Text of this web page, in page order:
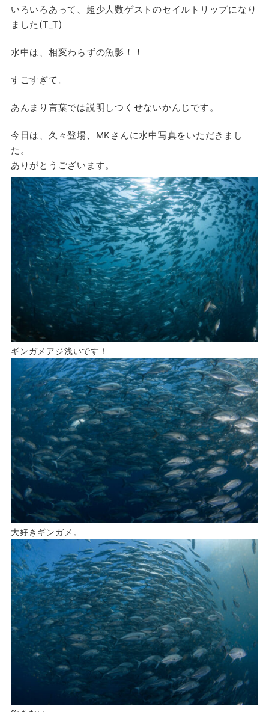
いろいろあって、超少人数ゲストのセイルトリップになり
ました(T_T)
水中は、相変わらずの魚影！！
すごすぎて。
あんまり言葉では説明しつくせないかんじです。
今日は、久々登場、MKさんに水中写真をいただきまし
た。
ありがとうございます。
ギンガメアジ浅いです！
大好きギンガメ。